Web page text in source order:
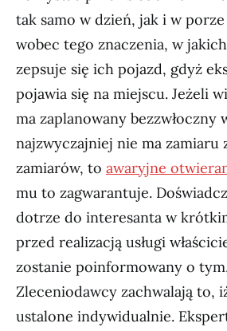
tak samo w dzień, jak i w
wobec tego znaczenia, w
zepsuje się ich pojazd, gdyż
pojawia się na miejscu. Jeżeli
ma zaplanowany bezzwłoczny
najzwyczajniej nie ma zamiaru
zamiarów, to awaryjne
mu to zagwarantuje.
dotrze do interesanta w
przed realizacją usługi
zostanie poinformowany o
Zleceniodawcy zachwalają to,
ustalone indywidualnie.